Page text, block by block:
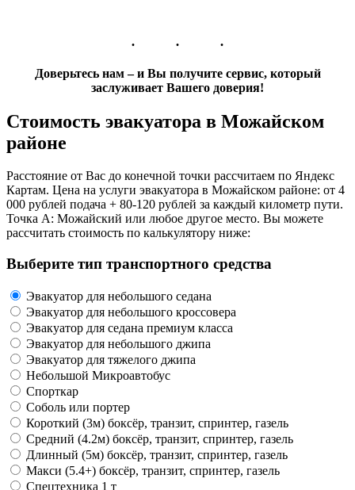
Доверьтесь нам – и Вы получите сервис, который
заслуживает Вашего доверия!
Стоимость эвакуатора в Можайском
районе
Расстояние от Вас до конечной точки рассчитаем по Яндекс
Картам. Цена на услуги эвакуатора в Можайском районе: от 4
000 рублей подача + 80-120 рублей за каждый километр пути.
Точка А: Можайский или любое другое место. Вы можете
рассчитать стоимость по калькулятору ниже:
Выберите тип транспортного средства
Эвакуатор для небольшого седана
Эвакуатор для небольшого кроссовера
Эвакуатор для седана премиум класса
Эвакуатор для небольшого джипа
Эвакуатор для тяжелого джипа
Небольшой Микроавтобус
Спорткар
Соболь или портер
Короткий (3м) боксёр, транзит, спринтер, газель
Средний (4.2м) боксёр, транзит, спринтер, газель
Длинный (5м) боксёр, транзит, спринтер, газель
Макси (5.4+) боксёр, транзит, спринтер, газель
Спецтехника 1 т